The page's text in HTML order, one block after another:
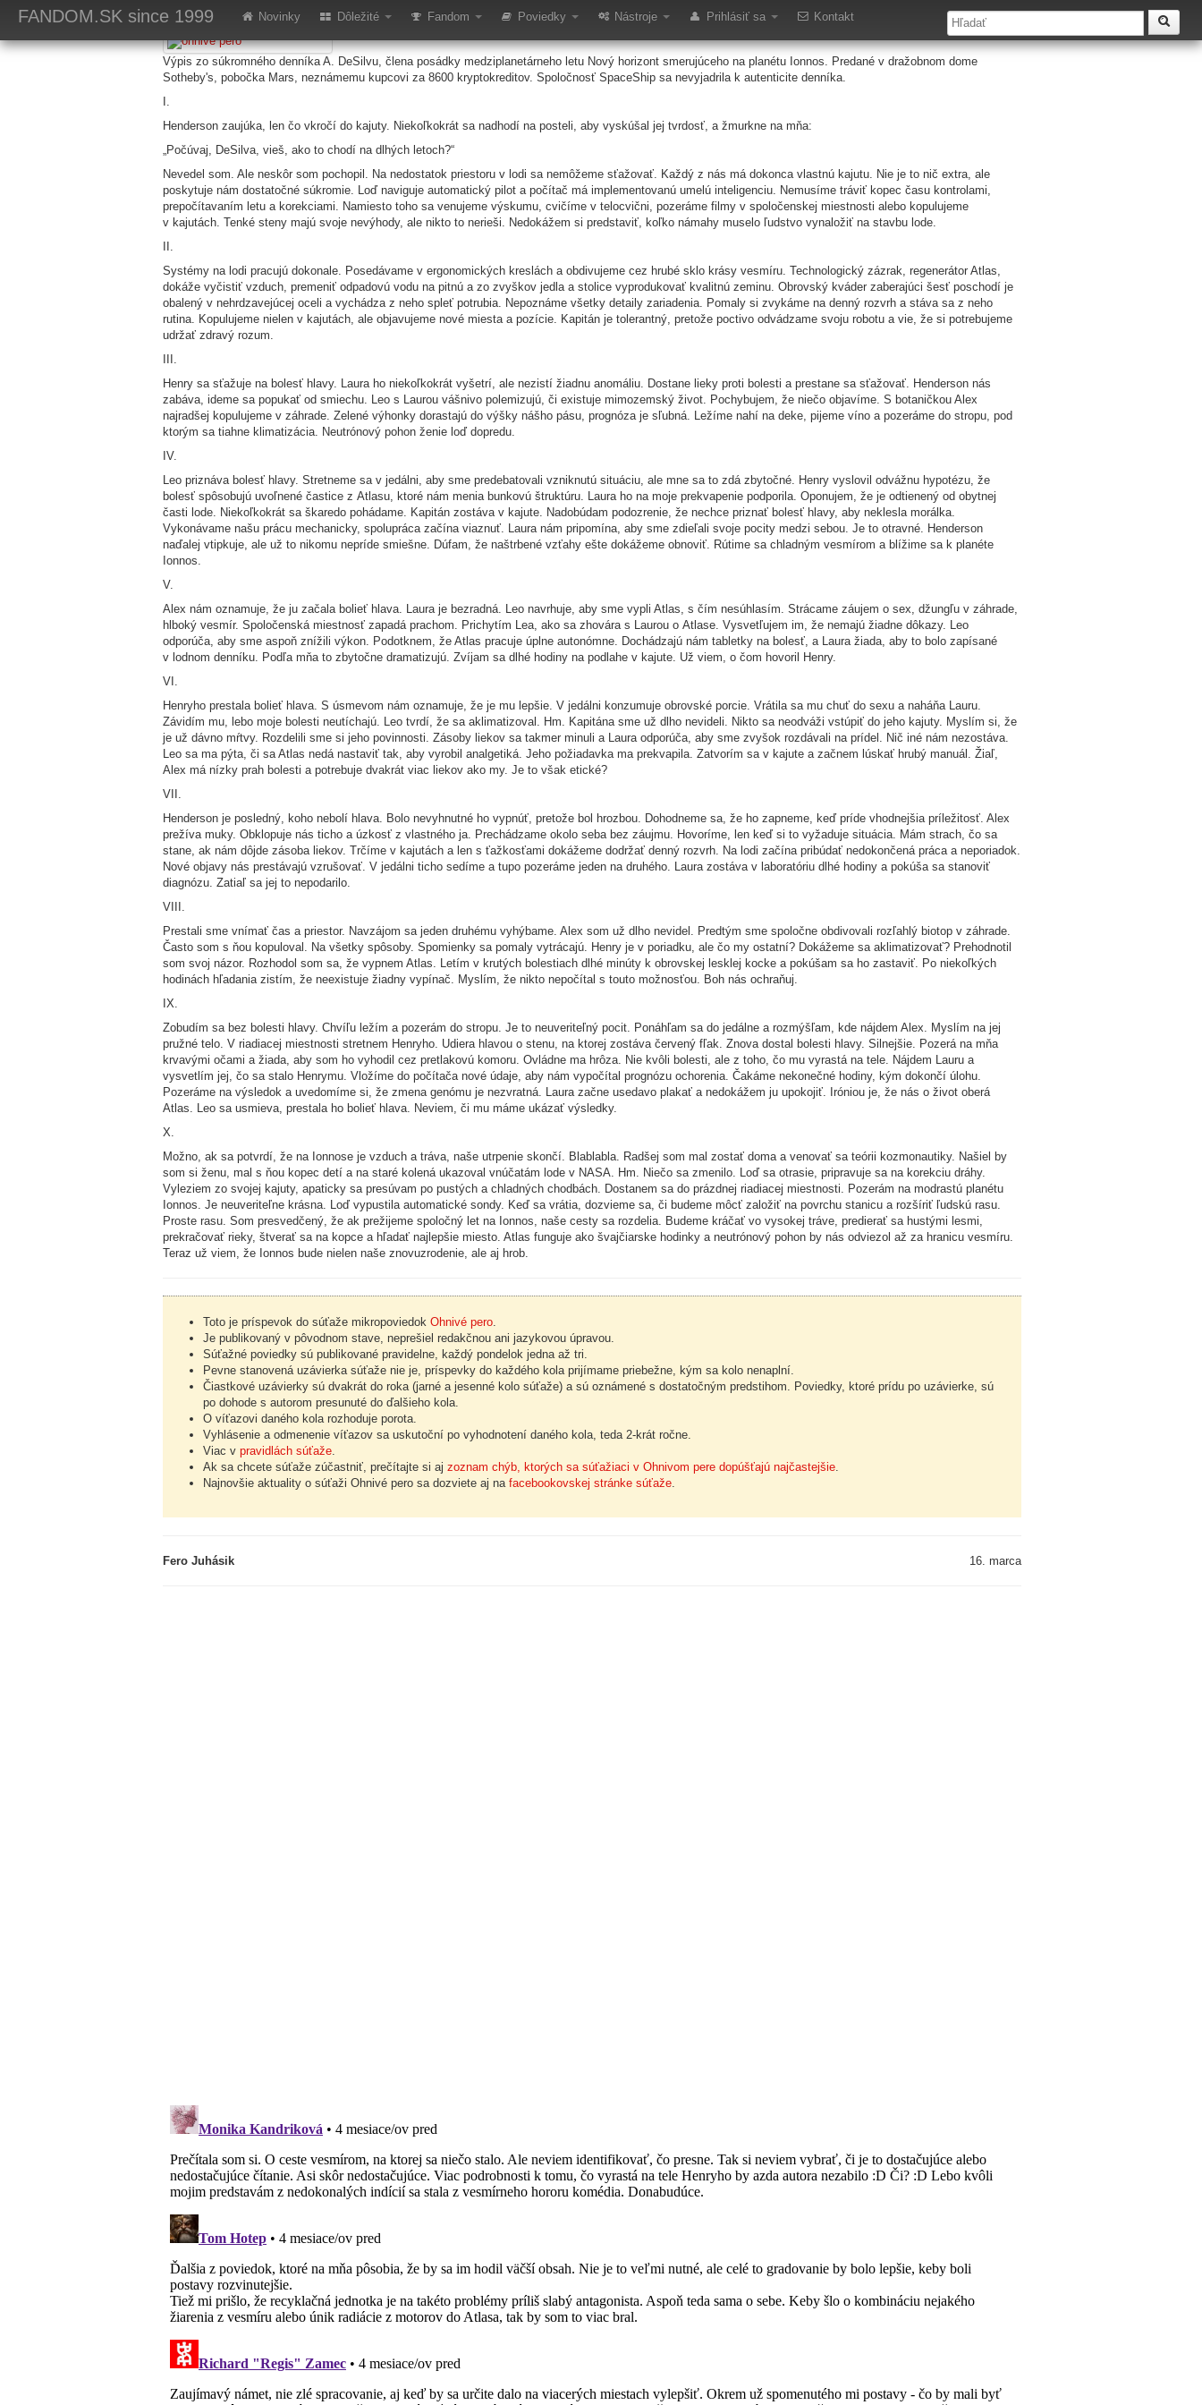
FANDOM.SK since 1999 Novinky Dôležité Fandom Poviedky Nástroje Prihlásiť sa Kontakt
Ohnivé pero - jar 2026: Kvantum
Výpis zo súkromného denníka A. DeSilvu, člena posádky medziplanetárneho letu Nový horizont smerujúceho na planétu Ionnos. Predané v dražobnom dome
Sotheby's, pobočka Mars, neznámemu kupcovi za 8600 kryptokreditov. Spoločnosť SpaceShip sa nevyjadrila k autenticite denníka.
I.
Henderson zaujúka, len čo vkročí do kajuty. Niekoľkokrát sa nadhodí na posteli, aby vyskúšal jej tvrdosť, a žmurkne na mňa:
„Počúvaj, DeSilva, vieš, ako to chodí na dlhých letoch?“
Nevedel som. Ale neskôr som pochopil. Na nedostatok priestoru v lodi sa nemôžeme sťažovať. Každý z nás má dokonca vlastnú kajutu. Nie je to nič extra, ale
poskytuje nám dostatočné súkromie. Loď naviguje automatický pilot a počítač má implementovanú umelú inteligenciu. Nemusíme tráviť kopec času kontrolami,
prepočítavaním letu a korekciami. Namiesto toho sa venujeme výskumu, cvičíme v telocvični, pozeráme filmy v spoločenskej miestnosti alebo kopulujeme
v kajutách. Tenké steny majú svoje nevýhody, ale nikto to nerieši. Nedokážem si predstaviť, koľko námahy muselo ľudstvo vynaložiť na stavbu lode.
II.
Systémy na lodi pracujú dokonale. Posedávame v ergonomických kreslách a obdivujeme cez hrubé sklo krásy vesmíru. Technologický zázrak, regenerátor Atlas,
dokáže vyčistiť vzduch, premeniť odpadovú vodu na pitnú a zo zvyškov jedla a stolice vyprodukovať kvalitnú zeminu. Obrovský kváder zaberajúci šesť poschodí je
obalený v nehrdzavejúcej oceli a vychádza z neho spleť potrubia. Nepoznáme všetky detaily zariadenia. Pomaly si zvykáme na denný rozvrh a stáva sa z neho
rutina. Kopulujeme nielen v kajutách, ale objavujeme nové miesta a pozície. Kapitán je tolerantný, pretože poctivo odvádzame svoju robotu a vie, že si potrebujeme
udržať zdravý rozum.
III.
Henry sa sťažuje na bolesť hlavy. Laura ho niekoľkokrát vyšetrí, ale nezistí žiadnu anomáliu. Dostane lieky proti bolesti a prestane sa sťažovať. Henderson nás
zabáva, ideme sa popukať od smiechu. Leo s Laurou vášnivo polemizujú, či existuje mimozemský život. Pochybujem, že niečo objavíme. S botaničkou Alex
najradšej kopulujeme v záhrade. Zelené výhonky dorastajú do výšky nášho pásu, prognóza je sľubná. Ležíme nahí na deke, pijeme víno a pozeráme do stropu, pod
ktorým sa tiahne klimatizácia. Neutrónový pohon ženie loď dopredu.
IV.
Leo priznáva bolesť hlavy. Stretneme sa v jedálni, aby sme predebatovali vzniknutú situáciu, ale mne sa to zdá zbytočné. Henry vyslovil odvážnu hypotézu, že
bolesť spôsobujú uvoľnené častice z Atlasu, ktoré nám menia bunkovú štruktúru. Laura ho na moje prekvapenie podporila. Oponujem, že je odtienený od obytnej
časti lode. Niekoľkokrát sa škaredo pohádame. Kapitán zostáva v kajute. Nadobúdam podozrenie, že nechce priznať bolesť hlavy, aby neklesla morálka.
Vykonávame našu prácu mechanicky, spolupráca začína viaznuť. Laura nám pripomína, aby sme zdieľali svoje pocity medzi sebou. Je to otravné. Henderson
naďalej vtipkuje, ale už to nikomu nepríde smiešne. Dúfam, že naštrbené vzťahy ešte dokážeme obnoviť. Rútime sa chladným vesmírom a blížime sa k planéte
Ionnos.
V.
Alex nám oznamuje, že ju začala bolieť hlava. Laura je bezradná. Leo navrhuje, aby sme vypli Atlas, s čím nesúhlasím. Strácame záujem o sex, džungľu v záhrade,
hlboký vesmír. Spoločenská miestnosť zapadá prachom. Prichytím Lea, ako sa zhovára s Laurou o Atlase. Vysvetľujem im, že nemajú žiadne dôkazy. Leo
odporúča, aby sme aspoň znížili výkon. Podotknem, že Atlas pracuje úplne autonómne. Dochádzajú nám tabletky na bolesť, a Laura žiada, aby to bolo zapísané
v lodnom denníku. Podľa mňa to zbytočne dramatizujú. Zvíjam sa dlhé hodiny na podlahe v kajute. Už viem, o čom hovoril Henry.
VI.
Henryho prestala bolieť hlava. S úsmevom nám oznamuje, že je mu lepšie. V jedálni konzumuje obrovské porcie. Vrátila sa mu chuť do sexu a naháňa Lauru.
Závidím mu, lebo moje bolesti neutíchajú. Leo tvrdí, že sa aklimatizoval. Hm. Kapitána sme už dlho nevideli. Nikto sa neodváži vstúpiť do jeho kajuty. Myslím si, že
je už dávno mŕtvy. Rozdelili sme si jeho povinnosti. Zásoby liekov sa takmer minuli a Laura odporúča, aby sme zvyšok rozdávali na prídel. Nič iné nám nezostáva.
Leo sa ma pýta, či sa Atlas nedá nastaviť tak, aby vyrobil analgetiká. Jeho požiadavka ma prekvapila. Zatvorím sa v kajute a začnem lúskať hrubý manuál. Žiaľ,
Alex má nízky prah bolesti a potrebuje dvakrát viac liekov ako my. Je to však etické?
VII.
Henderson je posledný, koho nebolí hlava. Bolo nevyhnutné ho vypnúť, pretože bol hrozbou. Dohodneme sa, že ho zapneme, keď príde vhodnejšia príležitosť. Alex
prežíva muky. Obklopuje nás ticho a úzkosť z vlastného ja. Prechádzame okolo seba bez záujmu. Hovoríme, len keď si to vyžaduje situácia. Mám strach, čo sa
stane, ak nám dôjde zásoba liekov. Trčíme v kajutách a len s ťažkosťami dokážeme dodržať denný rozvrh. Na lodi začína pribúdať nedokončená práca a neporiadok.
Nové objavy nás prestávajú vzrušovať. V jedálni ticho sedíme a tupo pozeráme jeden na druhého. Laura zostáva v laboratóriu dlhé hodiny a pokúša sa stanoviť
diagnózu. Zatiaľ sa jej to nepodarilo.
VIII.
Prestali sme vnímať čas a priestor. Navzájom sa jeden druhému vyhýbame. Alex som už dlho nevidel. Predtým sme spoločne obdivovali rozľahlý biotop v záhrade.
Často som s ňou kopuloval. Na všetky spôsoby. Spomienky sa pomaly vytrácajú. Henry je v poriadku, ale čo my ostatní? Dokážeme sa aklimatizovať? Prehodnotil
som svoj názor. Rozhodol som sa, že vypnem Atlas. Letím v krutých bolestiach dlhé minúty k obrovskej lesklej kocke a pokúšam sa ho zastaviť. Po niekoľkých
hodinách hľadania zistím, že neexistuje žiadny vypínač. Myslím, že nikto nepočítal s touto možnosťou. Boh nás ochraňuj.
IX.
Zobudím sa bez bolesti hlavy. Chvíľu ležím a pozerám do stropu. Je to neuveriteľný pocit. Ponáhľam sa do jedálne a rozmýšľam, kde nájdem Alex. Myslím na jej
pružné telo. V riadiacej miestnosti stretnem Henryho. Udiera hlavou o stenu, na ktorej zostáva červený fľak. Znova dostal bolesti hlavy. Silnejšie. Pozerá na mňa
krvavými očami a žiada, aby som ho vyhodil cez pretlakovú komoru. Ovládne ma hrôza. Nie kvôli bolesti, ale z toho, čo mu vyrastá na tele. Nájdem Lauru a
vysvetlím jej, čo sa stalo Henrymu. Vložíme do počítača nové údaje, aby nám vypočítal prognózu ochorenia. Čakáme nekonečné hodiny, kým dokončí úlohu.
Pozeráme na výsledok a uvedomíme si, že zmena genómu je nezvratná. Laura začne usedavo plakať a nedokážem ju upokojiť. Iróniou je, že nás o život oberá
Atlas. Leo sa usmieva, prestala ho bolieť hlava. Neviem, či mu máme ukázať výsledky.
X.
Možno, ak sa potvrdí, že na Ionnose je vzduch a tráva, naše utrpenie skončí. Blablabla. Radšej som mal zostať doma a venovať sa teórii kozmonautiky. Našiel by
som si ženu, mal s ňou kopec detí a na staré kolená ukazoval vnúčatám lode v NASA. Hm. Niečo sa zmenilo. Loď sa otrasie, pripravuje sa na korekciu dráhy.
Vyleziem zo svojej kajuty, apaticky sa presúvam po pustých a chladných chodbách. Dostanem sa do prázdnej riadiacej miestnosti. Pozerám na modrastú planétu
Ionnos. Je neuveriteľne krásna. Loď vypustila automatické sondy. Keď sa vrátia, dozvieme sa, či budeme môcť založiť na povrchu stanicu a rozšíriť ľudskú rasu.
Proste rasu. Som presvedčený, že ak prežijeme spoločný let na Ionnos, naše cesty sa rozdelia. Budeme kráčať vo vysokej tráve, predierať sa hustými lesmi,
prekračovať rieky, štverať sa na kopce a hľadať najlepšie miesto. Atlas funguje ako švajčiarske hodinky a neutrónový pohon by nás odviezol až za hranicu vesmíru.
Teraz už viem, že Ionnos bude nielen naše znovuzrodenie, ale aj hrob.
Toto je príspevok do súťaže mikropoviedok Ohnivé pero.
Je publikovaný v pôvodnom stave, neprešiel redakčnou ani jazykovou úpravou.
Súťažné poviedky sú publikované pravidelne, každý pondelok jedna až tri.
Pevne stanovená uzávierka súťaže nie je, príspevky do každého kola prijímame priebežne, kým sa kolo nenaplní.
Čiastkové uzávierky sú dvakrát do roka (jarné a jesenné kolo súťaže) a sú oznámené s dostatočným predstihom. Poviedky, ktoré prídu po uzávierke, sú
po dohode s autorom presunuté do ďalšieho kola.
O víťazovi daného kola rozhoduje porota.
Vyhlásenie a odmenenie víťazov sa uskutoční po vyhodnotení daného kola, teda 2-krát ročne.
Viac v pravidlách súťaže.
Ak sa chcete súťaže zúčastniť, prečítajte si aj zoznam chýb, ktorých sa súťažiaci v Ohnivom pere dopúšťajú najčastejšie.
Najnovšie aktuality o súťaži Ohnivé pero sa dozviete aj na facebookovskej stránke súťaže.
16. marca
Fero Juhásik